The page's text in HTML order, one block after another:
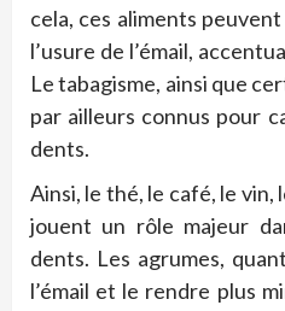
cela, ces aliments
l’usure de l’émail,
Le tabagisme, ainsi que
par ailleurs connus pour
dents.
Ainsi, le thé, le café, le vin,
jouent un rôle majeur
dents. Les agrumes,
l’émail et le rendre plus